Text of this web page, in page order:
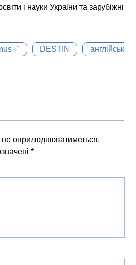
і науки України та зарубіжні
DESTIN англійська
оприлюднюватиметься.
*